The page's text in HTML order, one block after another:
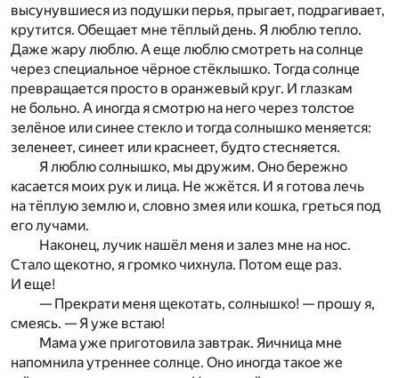
высунувшиеся из подушки перья, прыгает, подрагивает,
крутится. Обещает мне тёплый день. Я люблю тепло.
Даже жару люблю. А еще люблю смотреть на солнце
через специальное чёрное стёклышко. Тогда солнце
превращается просто в оранжевый круг. И глазкам
не больно. А иногда я смотрю на него через толстое
зелёное или синее стекло и тогда солнышко меняется:
зеленеет, синеет или краснеет, будто стесняется.
Я люблю солнышко, мы дружим. Оно бережно
касается моих рук и лица. Не жжётся. И я готова лечь
на тёплую землю и, словно змея или кошка, греться под
его лучами.
Наконец, лучик нашёл меня и залез мне на нос.
Стало щекотно, я громко чихнула. Потом еще раз.
И еще!
— Прекрати меня щекотать, солнышко! — прошу я,
смеясь. — Я уже встаю!
Мама уже приготовила завтрак. Яичница мне
напомнила утреннее солнце. Оно иногда такое же